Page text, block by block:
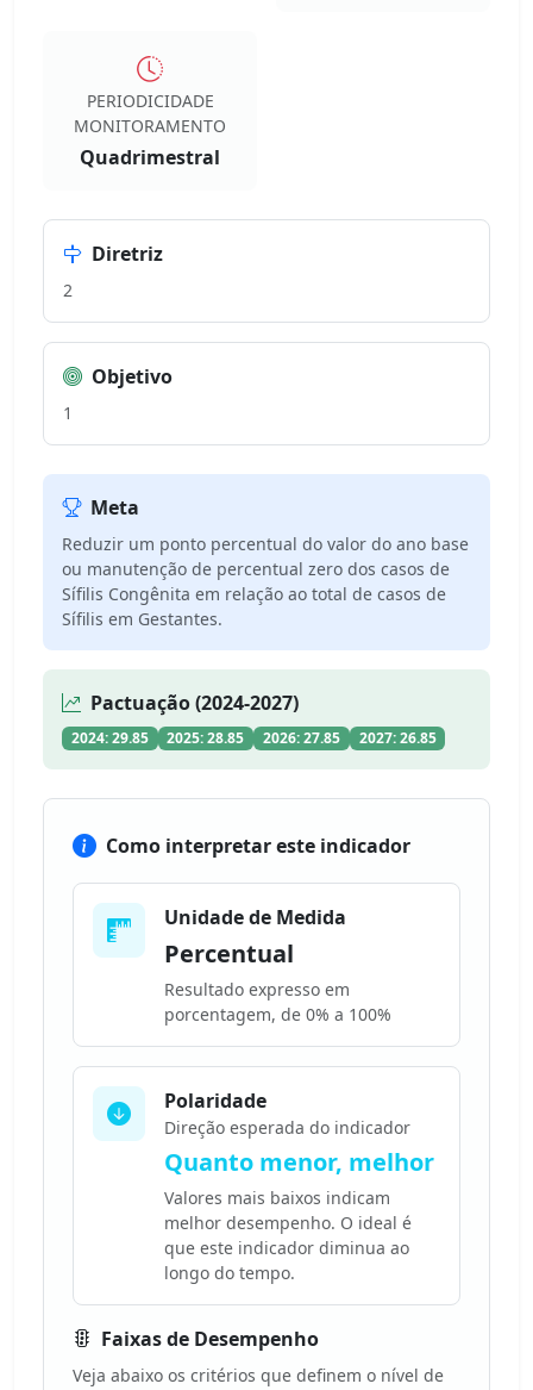
PERIODICIDADE
MONITORAMENTO
Quadrimestral
Diretriz
2
Objetivo
1
Meta
Reduzir um ponto percentual do valor do ano base
ou manutenção de percentual zero dos casos de
Sífilis Congênita em relação ao total de casos de
Sífilis em Gestantes.
Pactuação (2024-2027)
2024: 29.85 2025: 28.85 2026: 27.85 2027: 26.85
Como interpretar este indicador
Unidade de Medida
Percentual
Resultado expresso em
porcentagem, de 0% a 100%
Polaridade
Direção esperada do indicador
Quanto menor, melhor
Valores mais baixos indicam
melhor desempenho. O ideal é
que este indicador diminua ao
longo do tempo.
Faixas de Desempenho
Veja abaixo os critérios que definem o nível de